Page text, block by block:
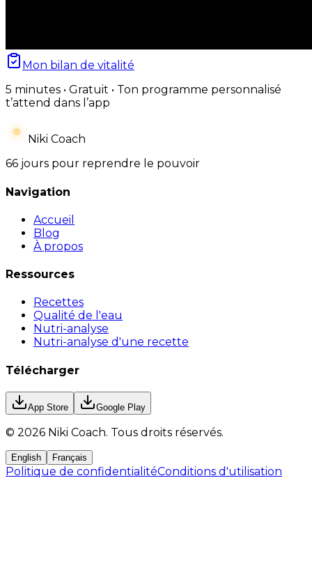
Mon bilan de vitalité
5 minutes • Gratuit • Ton programme personnalisé
t’attend dans l’app
Niki Coach
66 jours pour reprendre le pouvoir
Navigation
Accueil
Blog
À propos
Ressources
Recettes
Qualité de l'eau
Nutri-analyse
Nutri-analyse d'une recette
Télécharger
App Store Google Play
© 2026 Niki Coach. Tous droits réservés.
English Français
Politique de confidentialitéConditions d'utilisation